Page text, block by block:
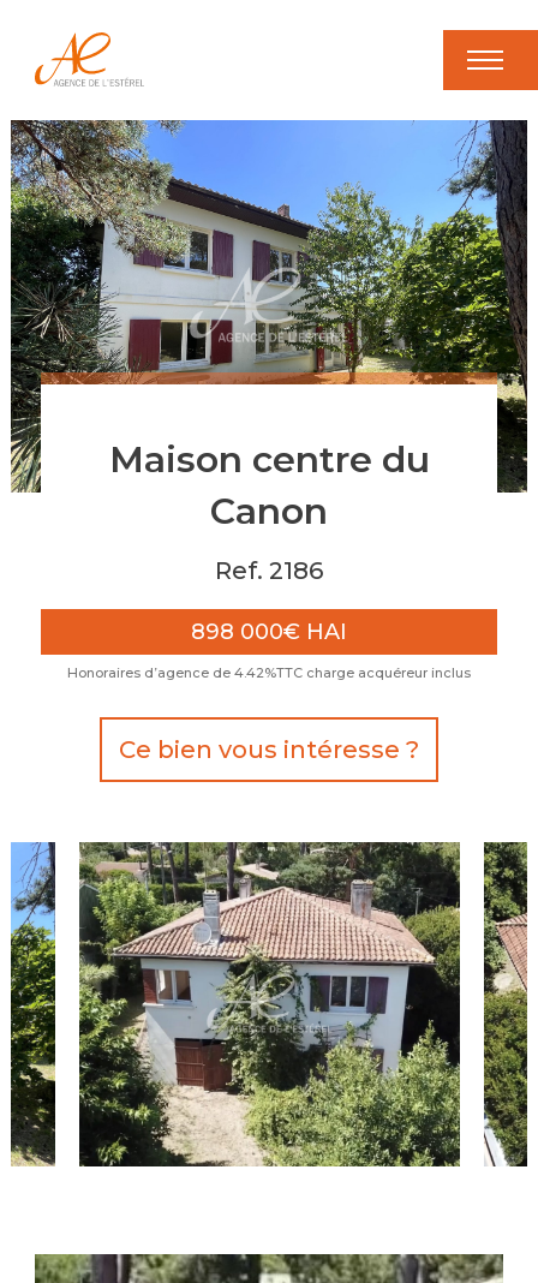
Maison centre du
Canon
Ref. 2186
898 000€ HAI
Honoraires d’agence de 4.42%TTC charge acquéreur inclus
Ce bien vous intéresse ?